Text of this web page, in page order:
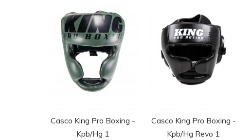
Casco King Pro Boxing -
Kpb/Hg 1
Casco King Pro Boxing -
Kpb/Hg Revo 1